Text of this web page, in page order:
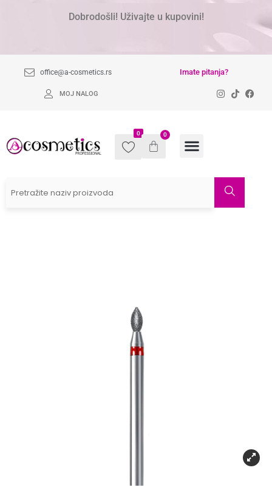
Dobrodošli! Uživajte u kupovini!
office@a-cosmetics.rs Imate pitanja?
MOJ NALOG
0 0